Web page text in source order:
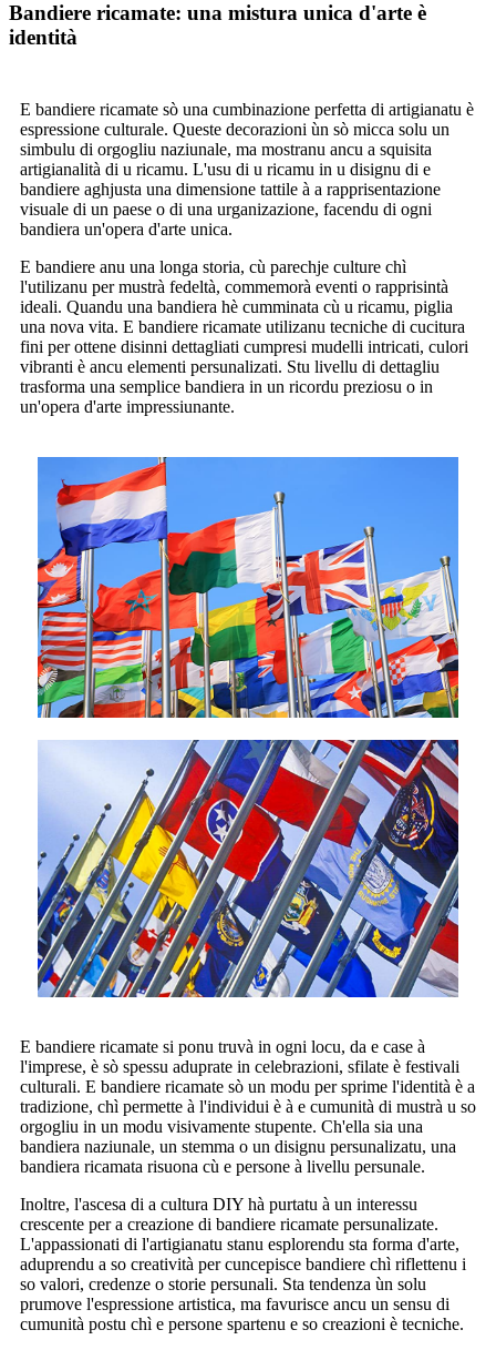
Bandiere ricamate: una mistura unica d'arte è
identità
E bandiere ricamate sò una cumbinazione perfetta di artigianatu è
espressione culturale. Queste decorazioni ùn sò micca solu un
simbulu di orgogliu naziunale, ma mostranu ancu a squisita
artigianalità di u ricamu. L'usu di u ricamu in u disignu di e
bandiere aghjusta una dimensione tattile à a rapprisentazione
visuale di un paese o di una urganizazione, facendu di ogni
bandiera un'opera d'arte unica.
E bandiere anu una longa storia, cù parechje culture chì
l'utilizanu per mustrà fedeltà, commemorà eventi o rapprisintà
ideali. Quandu una bandiera hè cumminata cù u ricamu, piglia
una nova vita. E bandiere ricamate utilizanu tecniche di cucitura
fini per ottene disinni dettagliati cumpresi mudelli intricati, culori
vibranti è ancu elementi persunalizati. Stu livellu di dettagliu
trasforma una semplice bandiera in un ricordu preziosu o in
un'opera d'arte impressiunante.
E bandiere ricamate si ponu truvà in ogni locu, da e case à
l'imprese, è sò spessu aduprate in celebrazioni, sfilate è festivali
culturali. E bandiere ricamate sò un modu per sprime l'identità è a
tradizione, chì permette à l'individui è à e cumunità di mustrà u so
orgogliu in un modu visivamente stupente. Ch'ella sia una
bandiera naziunale, un stemma o un disignu persunalizatu, una
bandiera ricamata risuona cù e persone à livellu persunale.
Inoltre, l'ascesa di a cultura DIY hà purtatu à un interessu
crescente per a creazione di bandiere ricamate persunalizate.
L'appassionati di l'artigianatu stanu esplorendu sta forma d'arte,
aduprendu a so creatività per cuncepisce bandiere chì riflettenu i
so valori, credenze o storie persunali. Sta tendenza ùn solu
prumove l'espressione artistica, ma favurisce ancu un sensu di
cumunità postu chì e persone spartenu e so creazioni è tecniche.